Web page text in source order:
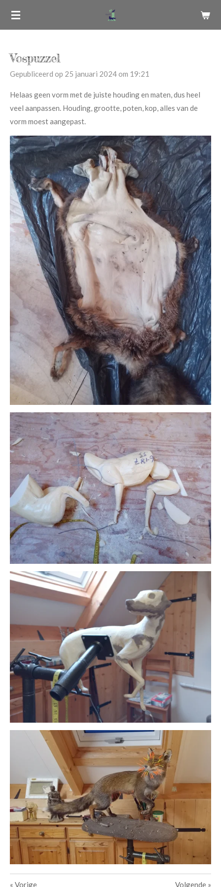
Ga
hoofdinhoud
Vospuzzel
Gepubliceerd op 25 januari 2024 om 19:21
Helaas geen vorm met de juiste houding en maten, dus heel
veel aanpassen. Houding, grootte, poten, kop, alles van de
vorm moest aangepast.
« Vorige Volgende »